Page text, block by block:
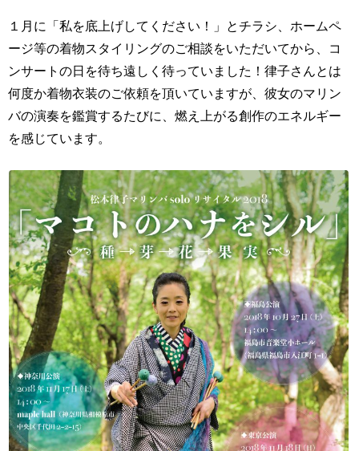
１月に「私を底上げしてください！」とチラシ、ホームペ
ージ等の着物スタイリングのご相談をいただいてから、コ
ンサートの日を待ち遠しく待っていました！律子さんとは
何度か着物衣装のご依頼を頂いていますが、彼女のマリン
バの演奏を鑑賞するたびに、燃え上がる創作のエネルギー
を感じています。